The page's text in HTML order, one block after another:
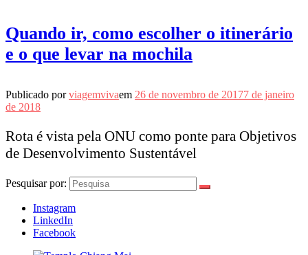
Quando ir, como escolher o itinerário
e o que levar na mochila
Publicado porviagemvivaem 26 de novembro de 20177 de janeiro
de 2018
Rota é vista pela ONU como ponte para Objetivos
de Desenvolvimento Sustentável
Pesquisar por:
Instagram
LinkedIn
Facebook